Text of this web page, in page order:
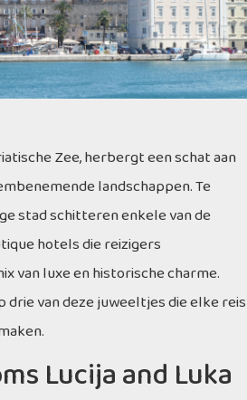
Zee, herbergt een schat aan
landschappen. Te
stad schitteren enkele van de
hotels die reizigers
van luxe en historische charme.
drie van deze juweeltjes die elke reis
Lucija and Luka